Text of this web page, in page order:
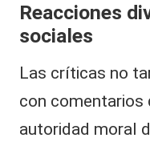
Reacciones
sociales
Las críticas no
con comentarios
autoridad moral